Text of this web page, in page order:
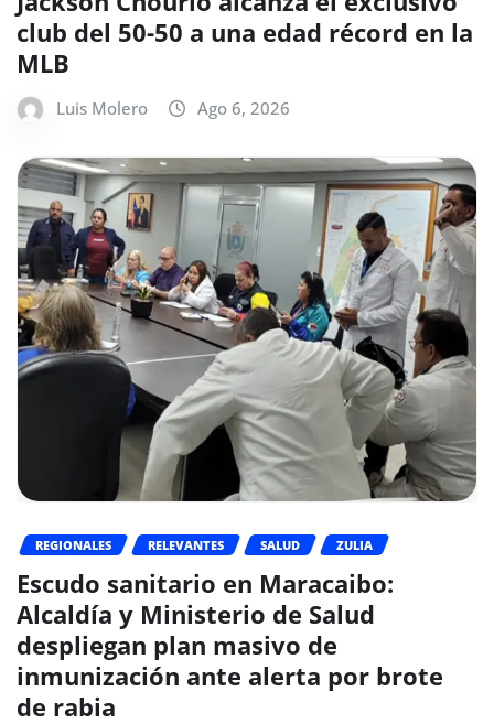
club del 50-50 a una edad récord en la
MLB
Luis Molero Ago 6, 2026
REGIONALES RELEVANTES SALUD ZULIA
Escudo sanitario en Maracaibo:
Alcaldía y Ministerio de Salud
despliegan plan masivo de
inmunización ante alerta por brote
de rabia